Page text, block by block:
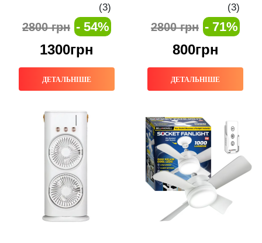
настінний для дому та офісу з
високою потужністю
(3)
2800 грн - 54%
1300грн
ДЕТАЛЬНІШЕ
вантажівок та спецтехніки
(3)
2800 грн - 71%
800грн
ДЕТАЛЬНІШЕ